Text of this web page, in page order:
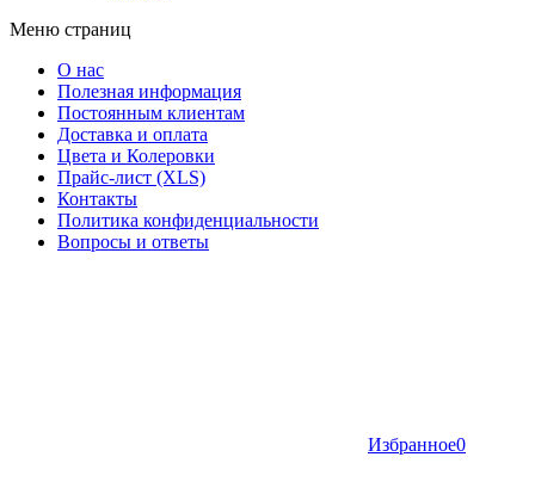
Меню страниц
О нас
Полезная информация
Постоянным клиентам
Доставка и оплата
Цвета и Колеровки
Прайс-лист (XLS)
Контакты
Политика конфиденциальности
Вопросы и ответы
Избранное0